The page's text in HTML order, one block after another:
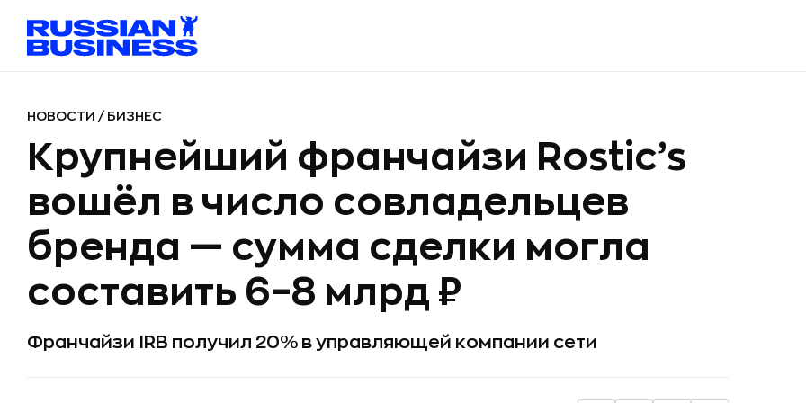
НОВОСТИ / БИЗНЕС
Крупнейший франчайзи Rostic’s
вошёл в число совладельцев
бренда — сумма сделки могла
составить 6–8 млрд ₽
Франчайзи IRB получил 20% в управляющей компании сети